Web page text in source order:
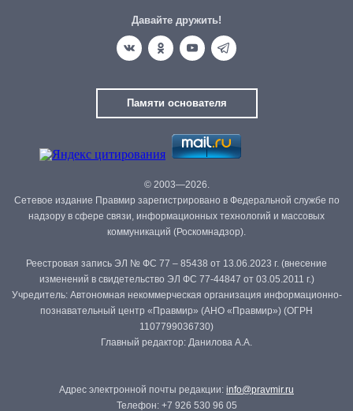
Давайте дружить!
Памяти основателя
© 2003—2026.
Сетевое издание Правмир зарегистрировано в Федеральной службе по
надзору в сфере связи, информационных технологий и массовых
коммуникаций (Роскомнадзор).
Реестровая запись ЭЛ № ФС 77 – 85438 от 13.06.2023 г. (внесение
изменений в свидетельство ЭЛ ФС 77-44847 от 03.05.2011 г.)
Учредитель: Автономная некоммерческая организация информационно-
познавательный центр «Правмир» (АНО «Правмир») (ОГРН
1107799036730)
Главный редактор: Данилова А.А.
Адрес электронной почты редакции: info@pravmir.ru
Телефон: +7 926 530 96 05